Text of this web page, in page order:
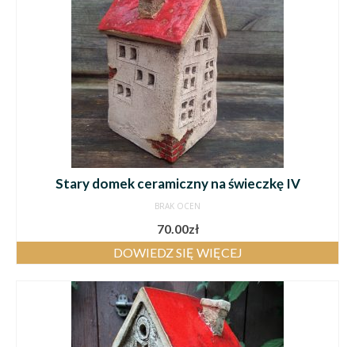
Stary domek ceramiczny na świeczkę IV
BRAK OCEN
70.00zł
DOWIEDZ SIĘ WIĘCEJ